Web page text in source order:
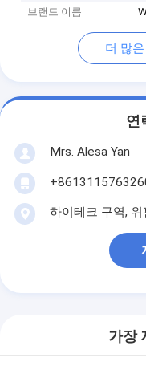
브랜드 이름
더 많
연
Mrs. Alesa Yan
하이테크 구역, 위
가장